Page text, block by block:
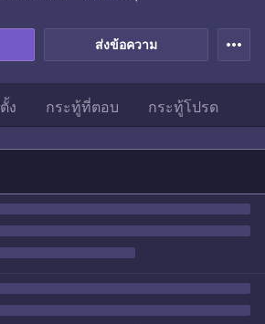
ส่งข้อความ more_horiz
ง กระทู้ที่ตอบ กระทู้โปรด